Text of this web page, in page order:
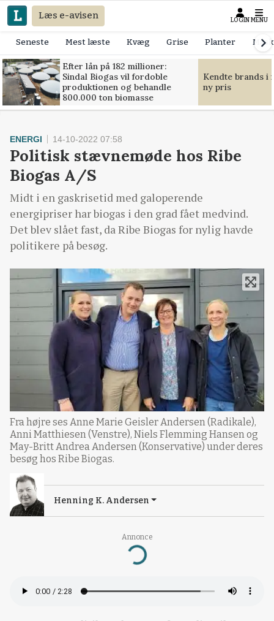
Læs e-avisen LOGIN MENU
Seneste Mest læste Kvæg Grise Planter
Efter lån på 182 millioner:
Sindal Biogas vil fordoble
produktionen og behandle
800.000 ton biomasse
Kendte brands i
ny pris
Annonce
Loading...
ENERGI 14-10-2022 07:58
Politisk stævnemøde hos Ribe
Biogas A/S
Midt i en gaskrisetid med galoperende
energipriser har biogas i den grad fået medvind.
Det blev slået fast, da Ribe Biogas for nylig havde
politikere på besøg.
Fra højre ses Anne Marie Geisler Andersen (Radikale),
Anni Matthiesen (Venstre), Niels Flemming Hansen og
May-Britt Andrea Andersen (Konservative) under deres
besøg hos Ribe Biogas.
Henning K. Andersen